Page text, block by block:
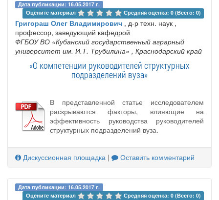
Дата публикации: 16.05.2017 г.
Оцените материал
Средняя оценка: 0 (Всего: 0)
Григораш Олег Владимирович , д-р техн. наук ,
профессор, заведующий кафедрой
ФГБОУ ВО «Кубанский государственный аграрный
университет им. И.Т. Трубилина» , Краснодарский край
«О компетенции руководителей структурных
подразделений вуза»
В представленной статье исследователем
раскрываются факторы, влияющие на
эффективность руководства руководителей
структурных подразделений вуза.
Дискуссионная площадка | Оставить комментарий
Дата публикации: 16.05.2017 г.
Оцените материал
Средняя оценка: 0 (Всего: 0)